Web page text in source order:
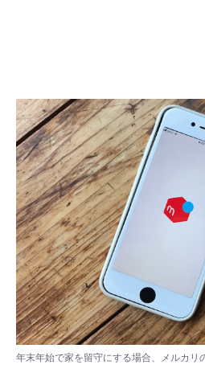
年末年始で家を留守にする場合、メルカリ